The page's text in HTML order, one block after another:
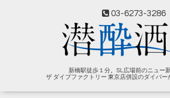
03-6273-3286
新橋駅徒歩１分。SL広場前のニュー
ザ ダイブファクトリー 東京店併設のダイバー